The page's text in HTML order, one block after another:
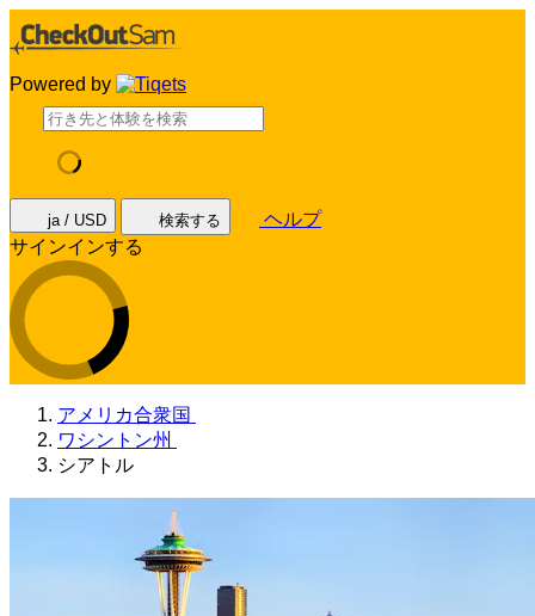
Powered by
ja / USD 検索する
ヘルプ
サインインする
アメリカ合衆国
ワシントン州
シアトル